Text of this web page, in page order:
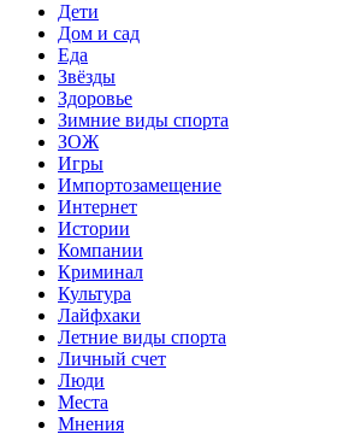
Дети
Дом и сад
Еда
Звёзды
Здоровье
Зимние виды спорта
ЗОЖ
Игры
Импортозамещение
Интернет
Истории
Компании
Криминал
Культура
Лайфхаки
Летние виды спорта
Личный счет
Люди
Места
Мнения